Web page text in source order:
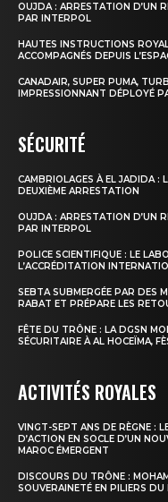
OUJDA : ARRESTATION D’UN
PAR INTERPOL
HAUTES INSTRUCTIONS
ACCOMPAGNÉS DEPUIS
CANADAIR, SUPER PUMA,
IMPRESSIONNANT DÉPLOYÉ
SÉCURITÉ
CAMBRIOLAGES À EL JADIDA :
DEUXIÈME ARRESTATION
OUJDA : ARRESTATION D’UN
PAR INTERPOL
POLICE SCIENTIFIQUE : LE
L’ACCRÉDITATION
SEBTA SUBMERGÉE PAR DES
RABAT ET PRÉPARE LES
FÊTE DU TRÔNE : LA DGSN
SÉCURITAIRE À AL HOCEÏMA,
ACTIVITÉS ROYALES
VINGT-SEPT ANS DE RÈGNE :
D’ACTION EN SOCLE D’UN
MAROC ÉMERGENT
DISCOURS DU TRÔNE :
SOUVERAINETÉ EN PILIERS